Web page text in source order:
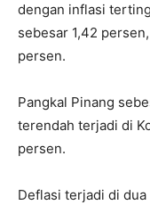
dengan inflasi
sebesar 1,42
persen.
Pangkal Pinang
terendah terjadi di
persen.
Deflasi terjadi di